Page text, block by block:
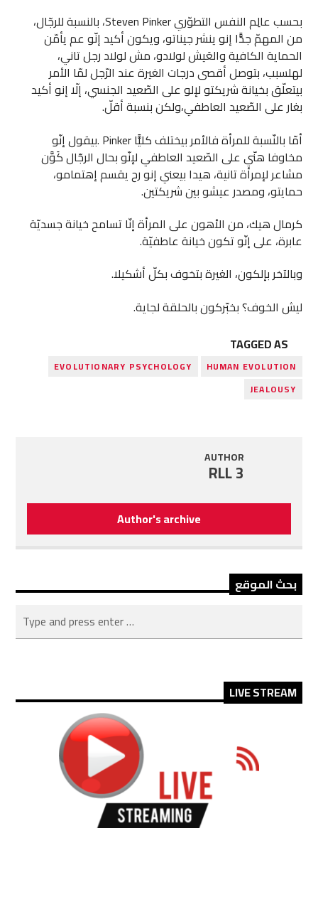
بحسب عالِم النفس التطوّري Steven Pinker، بالنسبة للرجّال،
من المهمّ جدًّا إنو ينشر جيناتو، ويكون أكيد إنّو عم يأمّن
الحماية الكافية والعَيش لولادو، مش لولاد رجل تاني،
لهلسبب، بتوصل أقصى درجات الغيرة عند الرّجل لمّا الأمر
بيتعلّق بخيانة شريكتو لإلو على الصّعيد الجنسي، إلّا إنو أكيد
بغار على الصّعيد العاطفي،ولكن بنسبة أقلّ.
أمّا بالنّسبة للمرأة فالأمر بيختلف كليًّا Pinker .بيقول إنّو
مخاوفا هنّي على الصّعيد العاطفي لإنّو بحال الرجّال كَوَّن
مشاعر لإمرأة تانية، هيدا بيعني إنو رح يقسم إهتمامو،
حمايتو، ومصدر عيشو بين شريكتين.
كرمال هيك، من الأهون على المرأة إنّا تسامح خيانة جسديّة
عابرة، على إنّو تكون خيانة عاطفيّة.
وبالآخر بإلكون، الغيرة بتخوف بكلّ أشكيلا.
ليش الخوف؟ بخبّركون بالحلقة لجاية.
TAGGED AS
EVOLUTIONARY PSYCHOLOGY
HUMAN EVOLUTION
JEALOUSY
AUTHOR
RLL 3
Author's archive
بحث الموقع
LIVE STREAM